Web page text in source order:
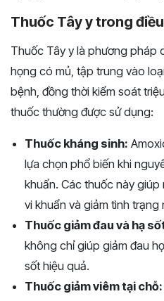
Thuốc Tây y trong
Thuốc Tây y là phương pháp
họng có mủ, tập trung vào
bệnh, đồng thời kiểm soát
thuốc thường được sử dụng:
Thuốc kháng sinh:
lựa chọn phổ biến khi
khuẩn. Các thuốc này
vi khuẩn và giảm tình trạng
Thuốc giảm đau và hạ
không chỉ giúp giảm đau
sốt hiệu quả.
Thuốc giảm viêm tại chỗ: